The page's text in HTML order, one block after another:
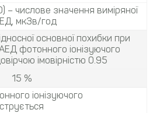
– числове значення виміряної
мкЗв/год
основної похибки при
фотонного іонізуючого
імовірністю 0.95
15 %
іонізуючого